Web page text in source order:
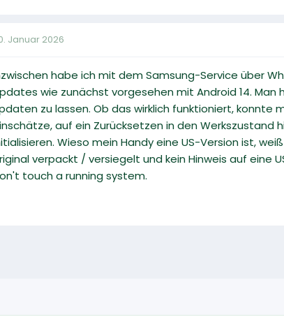
Januar 2026
habe ich mit dem Samsung-Service über
wie zunächst vorgesehen mit Android 14.
zu lassen. Ob das wirklich funktioniert, konnte
auf ein Zurücksetzen in den Werkszustand
Wieso mein Handy eine US-Version ist,
verpackt / versiegelt und kein Hinweis auf eine
touch a running system.